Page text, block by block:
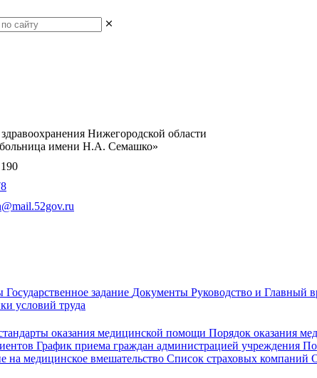
Нижегородской области
больница имени Н.А. Семашко»
Государственное задание Документы Руководство и Главный
условий труда
оказания медицинской помощи Порядок оказания
График приема граждан администрацией учреждения
на медицинское вмешательство Список страховых компаний